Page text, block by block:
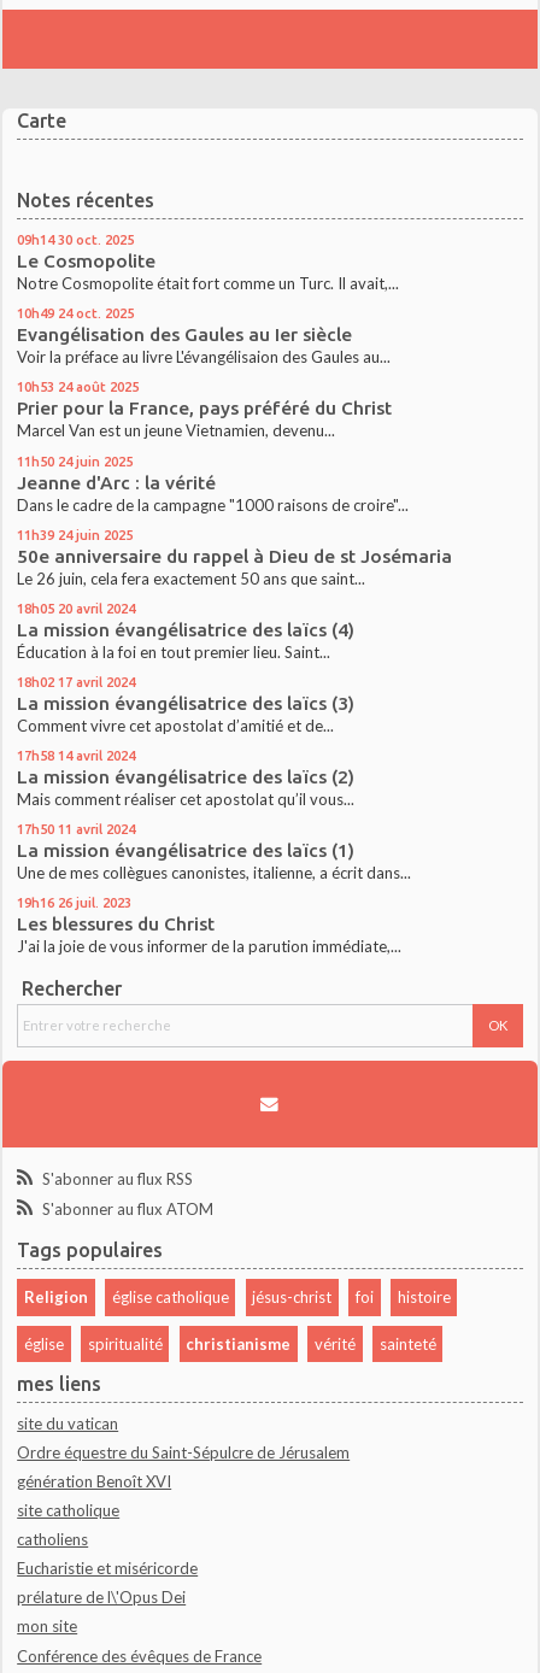
Carte
Notes récentes
09h14 30 oct. 2025
Le Cosmopolite
Notre Cosmopolite était fort comme un Turc. Il avait,...
10h49 24 oct. 2025
Evangélisation des Gaules au Ier siècle
Voir la préface au livre L'évangélisaion des Gaules au...
10h53 24 août 2025
Prier pour la France, pays préféré du Christ
Marcel Van est un jeune Vietnamien, devenu...
11h50 24 juin 2025
Jeanne d'Arc : la vérité
Dans le cadre de la campagne "1000 raisons de croire"...
11h39 24 juin 2025
50e anniversaire du rappel à Dieu de st Josémaria
Le 26 juin, cela fera exactement 50 ans que saint...
18h05 20 avril 2024
La mission évangélisatrice des laïcs (4)
Éducation à la foi en tout premier lieu. Saint...
18h02 17 avril 2024
La mission évangélisatrice des laïcs (3)
Comment vivre cet apostolat d’amitié et de...
17h58 14 avril 2024
La mission évangélisatrice des laïcs (2)
Mais comment réaliser cet apostolat qu’il vous...
17h50 11 avril 2024
La mission évangélisatrice des laïcs (1)
Une de mes collègues canonistes, italienne, a écrit dans...
19h16 26 juil. 2023
Les blessures du Christ
J'ai la joie de vous informer de la parution immédiate,...
Rechercher
S'abonner au flux RSS
S'abonner au flux ATOM
Tags populaires
Religion église catholique jésus-christ foi histoire
église spiritualité christianisme vérité sainteté
mes liens
site du vatican
Ordre équestre du Saint-Sépulcre de Jérusalem
génération Benoît XVI
site catholique
catholiens
Eucharistie et miséricorde
prélature de l\'Opus Dei
mon site
Conférence des évêques de France